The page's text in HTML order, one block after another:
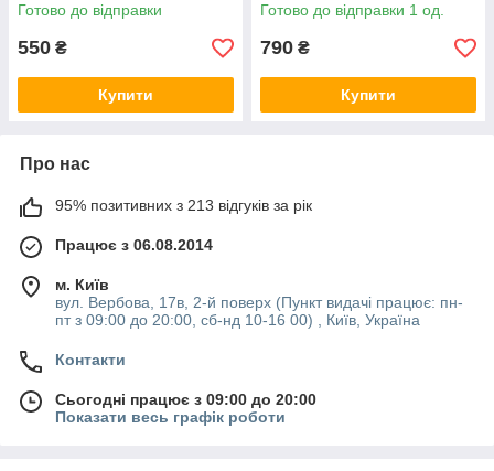
Готово до відправки
550 ₴
Купити
Готово до відправки 1 од.
790 ₴
Купити
Про нас
95% позитивних з 213 відгуків за рік
Працює з 06.08.2014
м. Київ
вул. Вербова, 17в, 2-й поверх (Пункт видачі працює: пн-
пт з 09:00 до 20:00, сб-нд 10-16 00) , Київ, Україна
Контакти
Сьогодні працює з 09:00 до 20:00
Показати весь графік роботи